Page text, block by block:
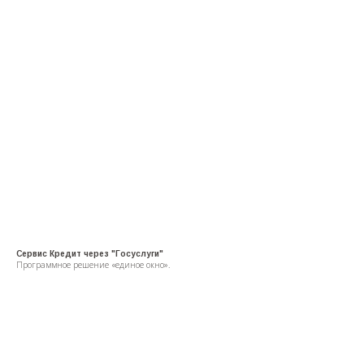
Сервис Кредит через "Госуслуги"
Программное решение «единое окно».